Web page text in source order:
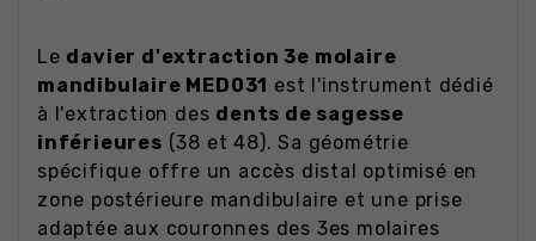
Le davier d'extraction 3e molaire
mandibulaire MED031 est l'instrument dédié
à l'extraction des dents de sagesse
inférieures (38 et 48). Sa géométrie
spécifique offre un accès distal optimisé en
zone postérieure mandibulaire et une prise
adaptée aux couronnes des 3es molaires